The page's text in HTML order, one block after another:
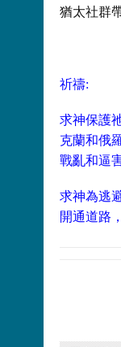
猶太社群
祈禱:
求神保護
克蘭和俄
戰亂和逼
求神為逃
開通道路